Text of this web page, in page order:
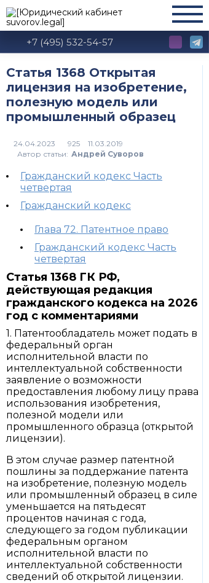
+7 (495) 532-54-57
Статья 1368 Открытая
лицензия на изобретение,
полезную модель или
промышленный образец
925
Автор статьи: Андрей Суворов
Гражданский кодекс Часть
четвертая
Гражданский кодекс
Глава 72. Патентное право
Гражданский кодекс Часть
четвертая
Статья 1368 ГК РФ,
действующая редакция
гражданского кодекса на 2026
год с комментариями
1. Патентообладатель может подать в
федеральный орган
исполнительной власти по
интеллектуальной собственности
заявление о возможности
предоставления любому лицу права
использования изобретения,
полезной модели или
промышленного образца (открытой
лицензии).
В этом случае размер патентной
пошлины за поддержание патента
на изобретение, полезную модель
или промышленный образец в силе
уменьшается на пятьдесят
процентов начиная с года,
следующего за годом публикации
федеральным органом
исполнительной власти по
интеллектуальной собственности
сведений об открытой лицензии.